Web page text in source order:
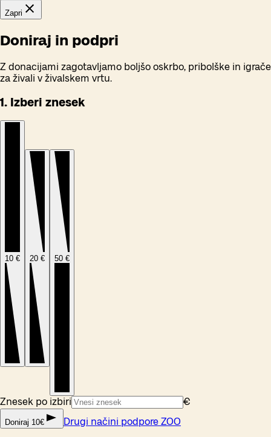
Zapri
Doniraj in podpri
Z donacijami zagotavljamo boljšo oskrbo, pribolške in igrače
za živali v živalskem vrtu.
1. Izberi znesek
10 € 20 € 50 €
Znesek po izbiri €
Doniraj 10€ Drugi načini podpore ZOO